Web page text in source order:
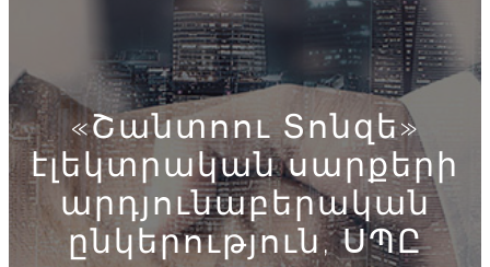
«Շանտոու Տոնզե»
էլեկտրական սարքերի
արդյունաբերական
ընկերություն, ՍՊԸ